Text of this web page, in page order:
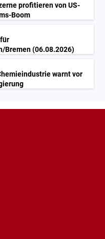
profitieren von US-
Boom
Bremen (06.08.2026)
warnt vor